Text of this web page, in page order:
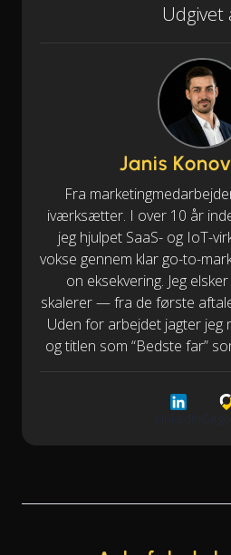
Udgivet
Janis
Fra
iværksætter. I over 10 år
jeg hjulpet SaaS- og IoT-
vokse gennem klar go-to-
on eksekvering. Jeg
skalerer — fra de første
Uden for arbejdet jagter jeg
og titlen som “Bedste far”